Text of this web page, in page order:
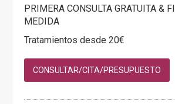
PRIMERA CONSULTA GRATUITA &
MEDIDA
Tratamientos desde 20€
CONSULTAR/CITA/PRESUPUESTO